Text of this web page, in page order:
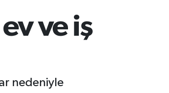
ve iş
nedeniyle